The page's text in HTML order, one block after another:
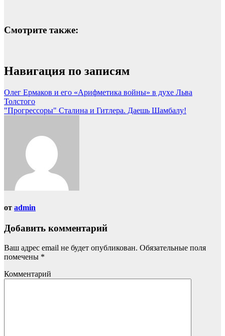
Смотрите также:
Навигация по записям
Олег Ермаков и его «Арифметика войны» в духе Льва
Толстого
"Прогрессоры" Сталина и Гитлера. Даешь Шамбалу!
от admin
Добавить комментарий
Ваш адрес email не будет опубликован. Обязательные поля
помечены *
Комментарий